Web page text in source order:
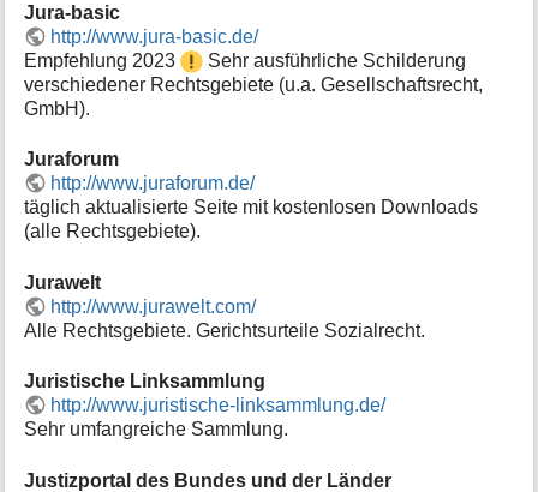
Jura-basic
http://www.jura-basic.de/
Empfehlung 2023
Sehr ausführliche Schilderung
verschiedener Rechtsgebiete (u.a. Gesellschaftsrecht,
GmbH).
Juraforum
http://www.juraforum.de/
täglich aktualisierte Seite mit kostenlosen Downloads
(alle Rechtsgebiete).
Jurawelt
http://www.jurawelt.com/
Alle Rechtsgebiete. Gerichtsurteile Sozialrecht.
Juristische Linksammlung
http://www.juristische-linksammlung.de/
Sehr umfangreiche Sammlung.
Justizportal des Bundes und der Länder